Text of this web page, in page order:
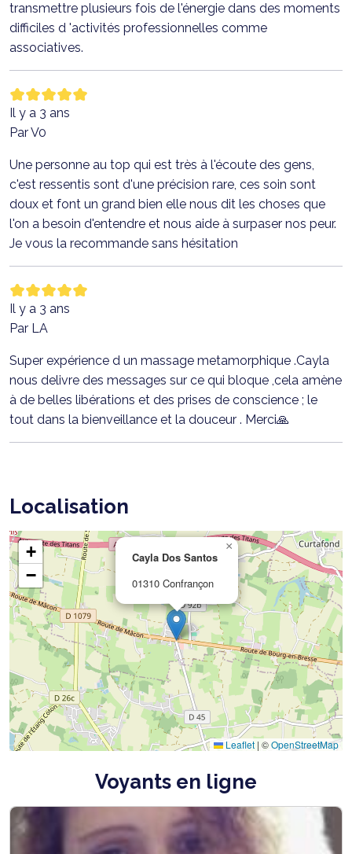
transmettre plusieurs fois de l'énergie dans des moments
difficiles d 'activités professionnelles comme
associatives.
Il y a 3 ans
Par V0
Une personne au top qui est très à l'écoute des gens,
c'est ressentis sont d'une précision rare, ces soin sont
doux et font un grand bien elle nous dit les choses que
l'on a besoin d'entendre et nous aide à surpaser nos peur.
Je vous la recommande sans hésitation
Il y a 3 ans
Par LA
Super expérience d un massage metamorphique .Cayla
nous delivre des messages sur ce qui bloque ,cela amène
à de belles libérations et des prises de conscience ; le
tout dans la bienveillance et la douceur . Merci🙏
Localisation
Cayla Dos Santos
01310 Confrançon
×
+
−
Leaflet | ©OpenStreetMap
Voyants en ligne